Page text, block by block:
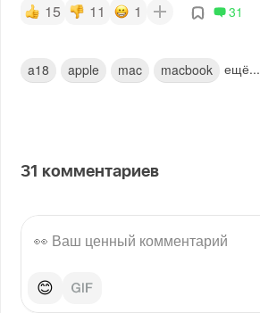
15 11 1 31
a18 apple mac macbook ещё...
31 комментариев
😊